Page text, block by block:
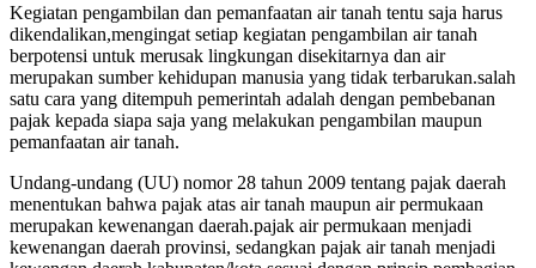
Kegiatan pengambilan dan pemanfaatan air tanah tentu saja harus
dikendalikan,mengingat setiap kegiatan pengambilan air tanah
berpotensi untuk merusak lingkungan disekitarnya dan air
merupakan sumber kehidupan manusia yang tidak terbarukan.salah
satu cara yang ditempuh pemerintah adalah dengan pembebanan
pajak kepada siapa saja yang melakukan pengambilan maupun
pemanfaatan air tanah.
Undang-undang (UU) nomor 28 tahun 2009 tentang pajak daerah
menentukan bahwa pajak atas air tanah maupun air permukaan
merupakan kewenangan daerah.pajak air permukaan menjadi
kewenangan daerah provinsi, sedangkan pajak air tanah menjadi